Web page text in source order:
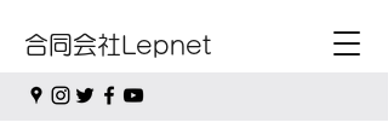
合同会社Lepnet